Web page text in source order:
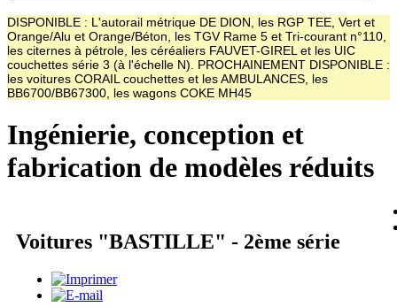
DISPONIBLE : L'autorail métrique DE DION, les RGP TEE, Vert et
Orange/Alu et Orange/Béton, les TGV Rame 5 et Tri-courant n°110,
les citernes à pétrole, les céréaliers FAUVET-GIREL et les UIC
couchettes série 3 (à l'échelle N). PROCHAINEMENT DISPONIBLE :
les voitures CORAIL couchettes et les AMBULANCES, les
BB6700/BB67300, les wagons COKE MH45
Ingénierie, conception et
fabrication de modèles réduits
Voitures "BASTILLE" - 2ème série